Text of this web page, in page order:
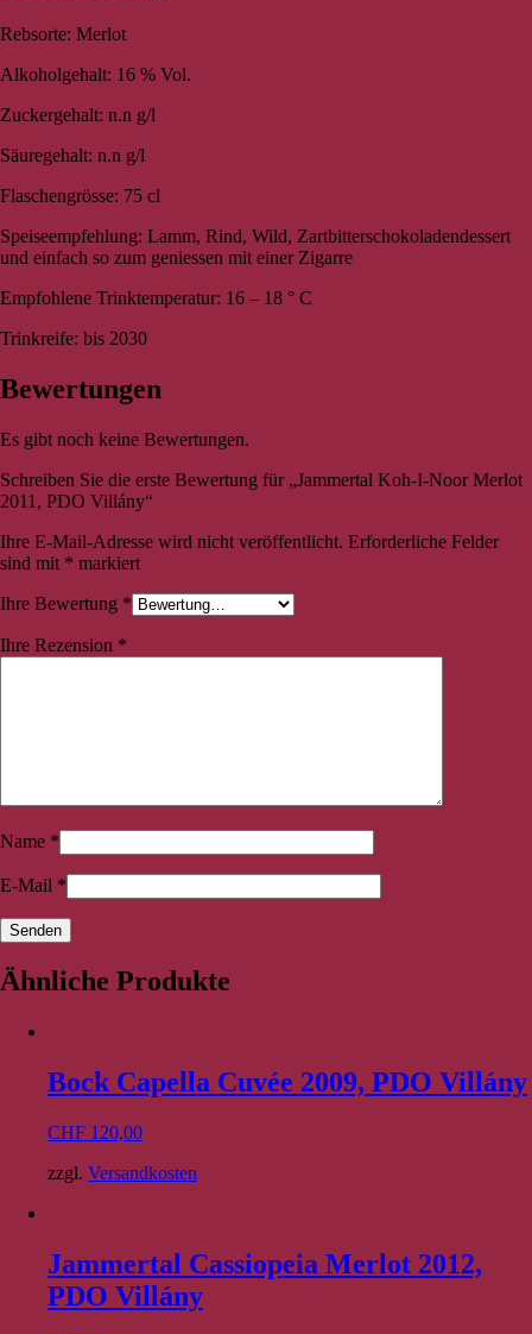
Rebsorte: Merlot
Alkoholgehalt: 16 % Vol.
Zuckergehalt: n.n g/l
Säuregehalt: n.n g/l
Flaschengrösse: 75 cl
Speiseempfehlung: Lamm, Rind, Wild, Zartbitterschokoladendessert
und einfach so zum geniessen mit einer Zigarre
Empfohlene Trinktemperatur: 16 – 18 ° C
Trinkreife: bis 2030
Bewertungen
Es gibt noch keine Bewertungen.
Schreiben Sie die erste Bewertung für „Jammertal Koh-I-Noor Merlot
2011, PDO Villány“
Ihre E-Mail-Adresse wird nicht veröffentlicht. Erforderliche Felder
sind mit * markiert
Ihre Bewertung *
Ihre Rezension *
Name *
E-Mail *
Ähnliche Produkte
Bock Capella Cuvée 2009, PDO Villány
CHF 120,00
zzgl. Versandkosten
Jammertal Cassiopeia Merlot 2012,
PDO Villány